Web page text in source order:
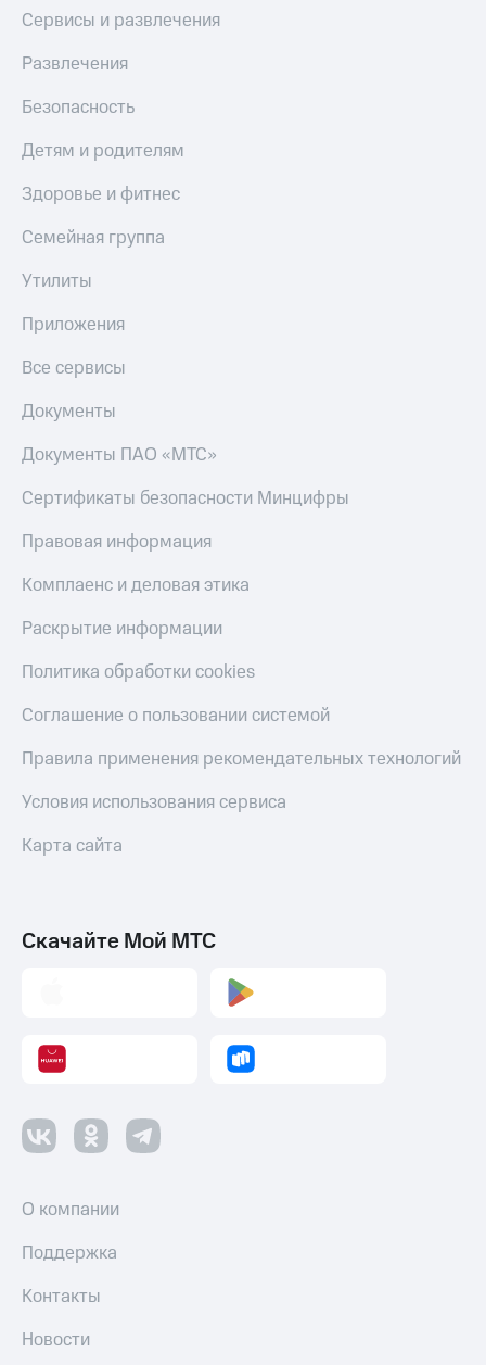
ТВ
Переводы
телефона
по QR-
коду
магазин
Наушники
колонки
Умные
и
дом
Планшеты
Акции
скидки
Все
товары
Сервисы и развлечения
Развлечения
Безопасность
Детям и родителям
Здоровье и фитнес
Семейная группа
Утилиты
Приложения
Все сервисы
Документы
Документы ПАО «МТС»
Сертификаты безопасности Минцифры
Правовая информация
Комплаенс и деловая этика
Раскрытие информации
Политика обработки cookies
Соглашение о пользовании системой
Правила применения рекомендательных технологий
Условия использования сервиса
Карта сайта
Скачайте Мой МТС
О компании
Поддержка
Контакты
Новости